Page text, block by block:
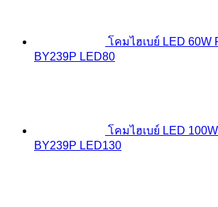
โคมไฮเบย์ LED 60W
BY239P LED80
โคมไฮเบย์ LED
BY239P LED130